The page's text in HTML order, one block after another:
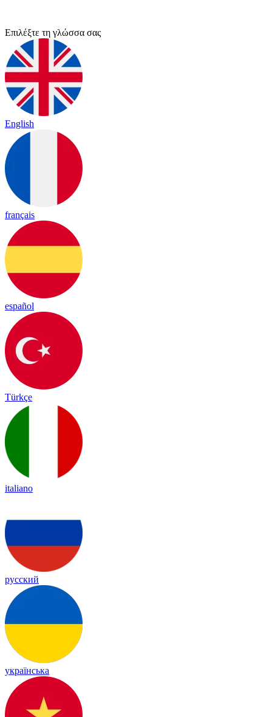
Επιλέξτε τη γλώσσα σας
English
français
español
Türkçe
italiano
русский
українська